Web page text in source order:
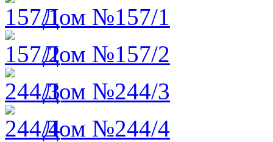
Дом №157/1
Дом №157/2
Дом №244/3
Дом №244/4